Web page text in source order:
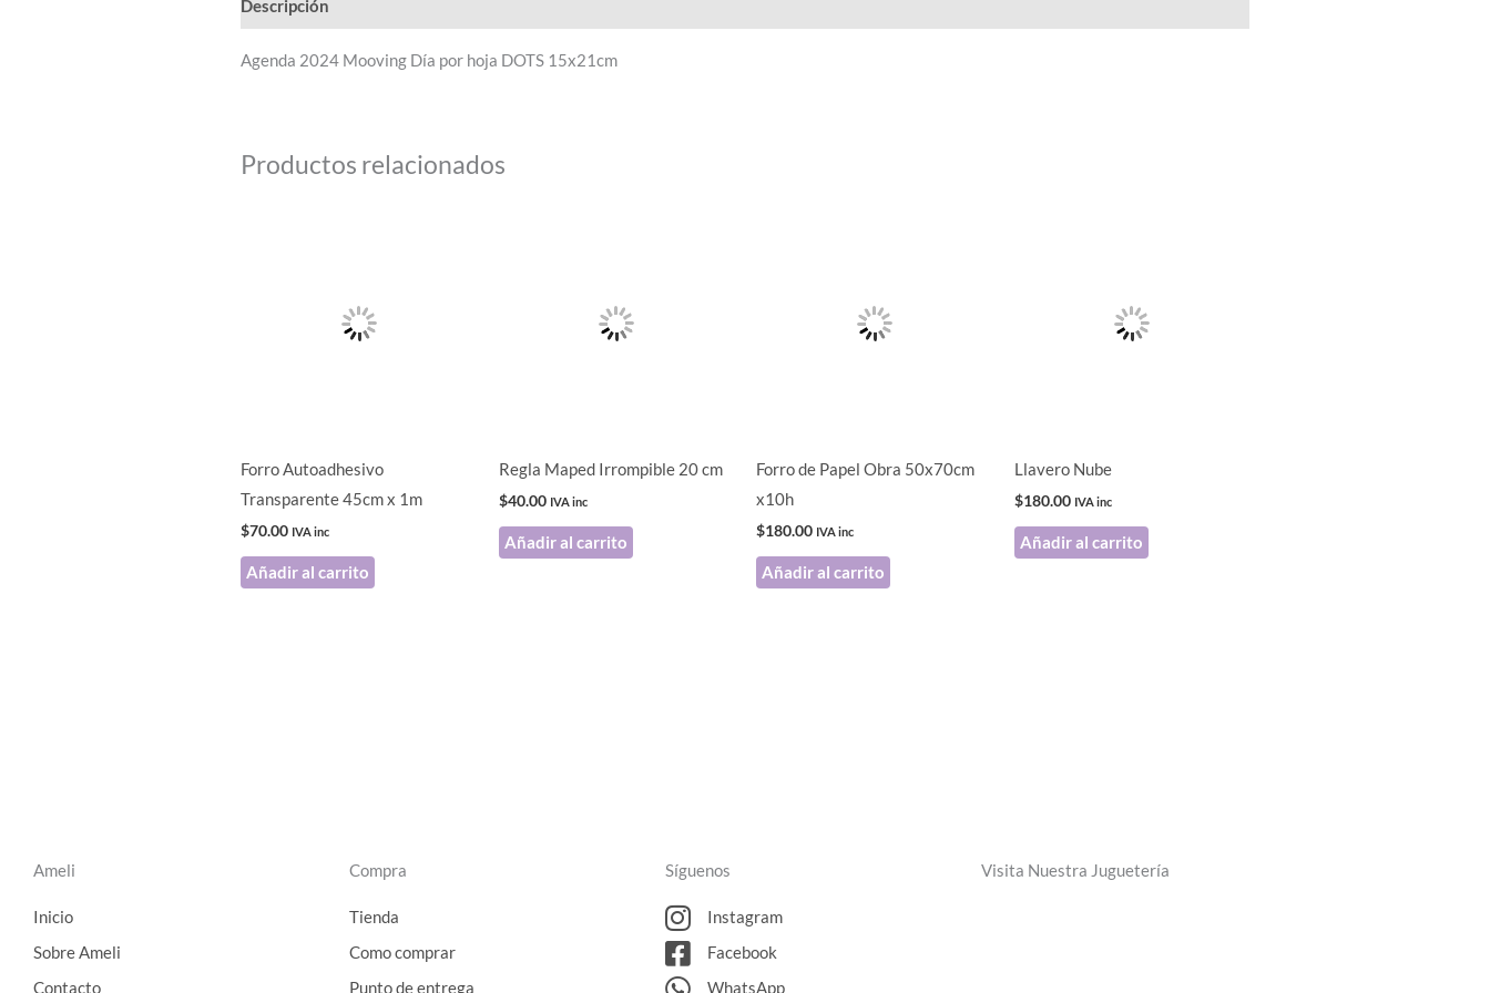
Descripción
Agenda 2024 Mooving Día por hoja DOTS 15x21cm
Productos relacionados
Forro Autoadhesivo
Transparente 45cm x 1m
$70.00 IVA inc
Añadir al carrito
Regla Maped Irrompible 20 cm
$40.00 IVA inc
Añadir al carrito
Forro de Papel Obra 50x70cm
x10h
$180.00 IVA inc
Añadir al carrito
Llavero Nube
$180.00 IVA inc
Añadir al carrito
Ameli
Inicio
Sobre Ameli
Contacto
Compra
Tienda
Como comprar
Punto de entrega
Síguenos
Instagram
Facebook
WhatsApp
Visita Nuestra Juguetería